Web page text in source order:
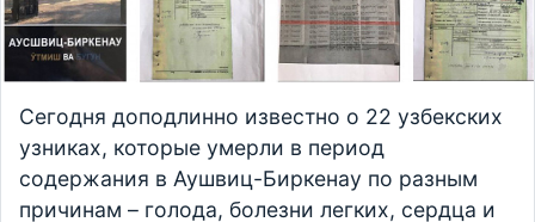
Сегодня доподлинно известно о 22 узбекских
узниках, которые умерли в период
содержания в Аушвиц-Биркенау по разным
причинам – голода, болезни легких, сердца и